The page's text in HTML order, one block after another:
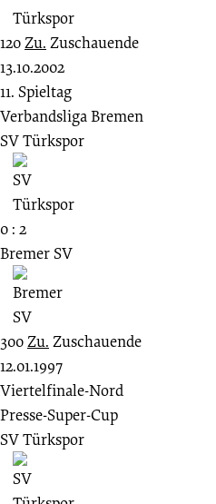
120Zu. Zuschauende
13.10.2002
11. Spieltag
Verbandsliga Bremen
SV Türkspor
0 : 2
Bremer SV
300Zu. Zuschauende
12.01.1997
Viertelfinale-Nord
Presse-Super-Cup
SV Türkspor